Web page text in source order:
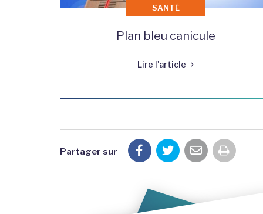
SANTÉ
Plan bleu canicule
Lire l'article
Partager sur